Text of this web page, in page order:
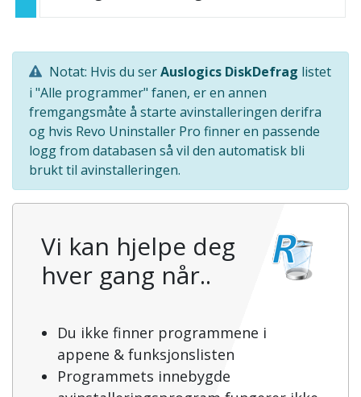
Notat: Hvis du serAuslogics DiskDefrag listet
i "Alle programmer" fanen, er en annen
fremgangsmåte å starte avinstalleringen derifra
og hvis Revo Uninstaller Pro finner en passende
logg from databasen så vil den automatisk bli
brukt til avinstalleringen.
Vi kan hjelpe deg
hver gang når..
Du ikke finner programmene i
appene & funksjonslisten
Programmets innebygde